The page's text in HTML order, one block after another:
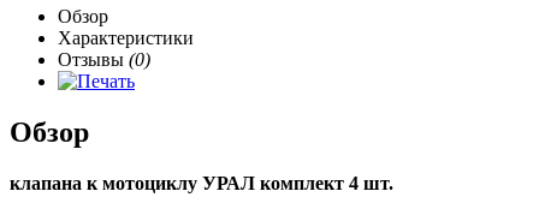
Обзор
Характеристики
Отзывы (0)
Обзор
клапана к мотоциклу УРАЛ комплект 4 шт.